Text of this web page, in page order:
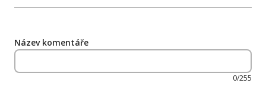
Název komentáře
0/255